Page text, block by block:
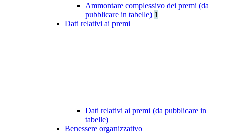
Ammontare complessivo dei premi (da
pubblicare in tabelle) 1
Dati relativi ai premi
Dati relativi ai premi (da pubblicare in
tabelle)
Benessere organizzativo